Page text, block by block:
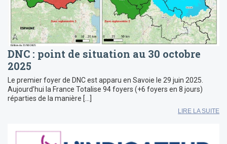
DNC : point de situation au 30 octobre
2025
Le premier foyer de DNC est apparu en Savoie le 29 juin 2025.
Aujourd’hui la France Totalise 94 foyers (+6 foyers en 8 jours)
réparties de la manière […]
LIRE LA SUITE